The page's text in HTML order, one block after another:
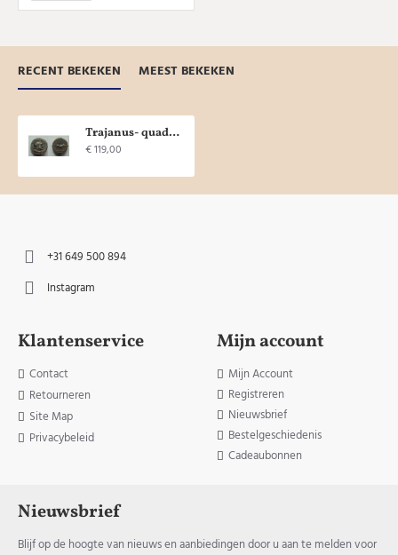
RECENT BEKEKEN MEEST BEKEKEN
Trajanus- quadrans Hercules (JUN2021)
€ 119,00
+31 649 500 894
Instagram
Klantenservice
Contact
Retourneren
Site Map
Privacybeleid
Mijn account
Mijn Account
Registreren
Nieuwsbrief
Bestelgeschiedenis
Cadeaubonnen
Nieuwsbrief
Blijf op de hoogte van nieuws en aanbiedingen door u aan te melden voor